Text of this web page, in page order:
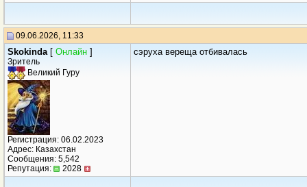
09.06.2026, 11:33
Skokinda [ Онлайн ]
Зритель
Великий Гуру
Регистрация: 06.02.2023
Адрес: Казахстан
Сообщения: 5,542
Репутация:
2028
сэруха вереща отбивалась